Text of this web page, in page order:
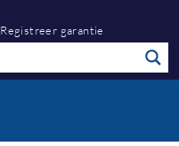
Registreer garantie